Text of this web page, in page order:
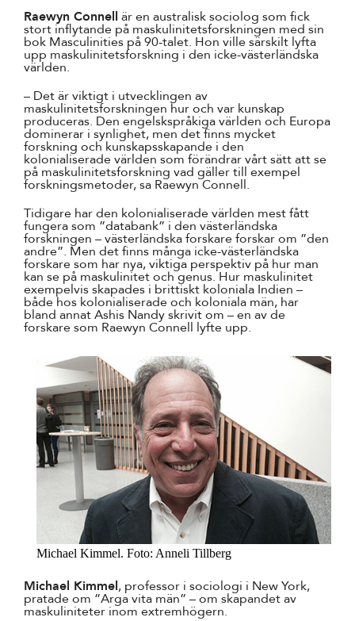
Raewyn Connell är en australisk sociolog som fick
stort inflytande på maskulinitetsforskningen med sin
bok Masculinities på 90-talet. Hon ville särskilt lyfta
upp maskulinitetsforskning i den icke-västerländska
världen.
– Det är viktigt i utvecklingen av
maskulinitetsforskningen hur och var kunskap
produceras. Den engelskspråkiga världen och Europa
dominerar i synlighet, men det finns mycket
forskning och kunskapsskapande i den
kolonialiserade världen som förändrar vårt sätt att se
på maskulinitetsforskning vad gäller till exempel
forskningsmetoder, sa Raewyn Connell.
Tidigare har den kolonialiserade världen mest fått
fungera som ”databank” i den västerländska
forskningen – västerländska forskare forskar om ”den
andre”. Men det finns många icke-västerländska
forskare som har nya, viktiga perspektiv på hur man
kan se på maskulinitet och genus. Hur maskulinitet
exempelvis skapades i brittiskt koloniala Indien –
både hos kolonialiserade och koloniala män, har
bland annat Ashis Nandy skrivit om – en av de
forskare som Raewyn Connell lyfte upp.
Michael Kimmel. Foto: Anneli Tillberg
Michael Kimmel, professor i sociologi i New York,
pratade om ”Arga vita män” – om skapandet av
maskuliniteter inom extremhögern.